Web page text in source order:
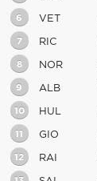
6 VET
7 RIC
8 NOR
9 ALB
10 HUL
11 GIO
12 RAI